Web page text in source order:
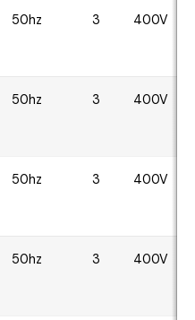
50hz 3 400V
50hz 3 400V
50hz 3 400V
50hz 3 400V